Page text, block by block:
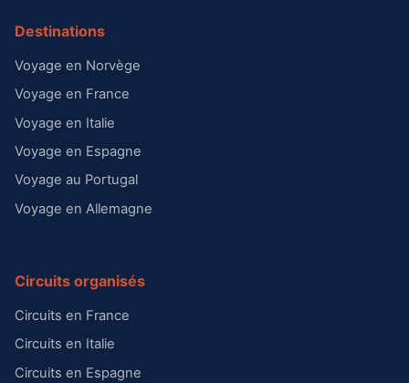
Destinations
Voyage en Norvège
Voyage en France
Voyage en Italie
Voyage en Espagne
Voyage au Portugal
Voyage en Allemagne
Circuits organisés
Circuits en France
Circuits en Italie
Circuits en Espagne